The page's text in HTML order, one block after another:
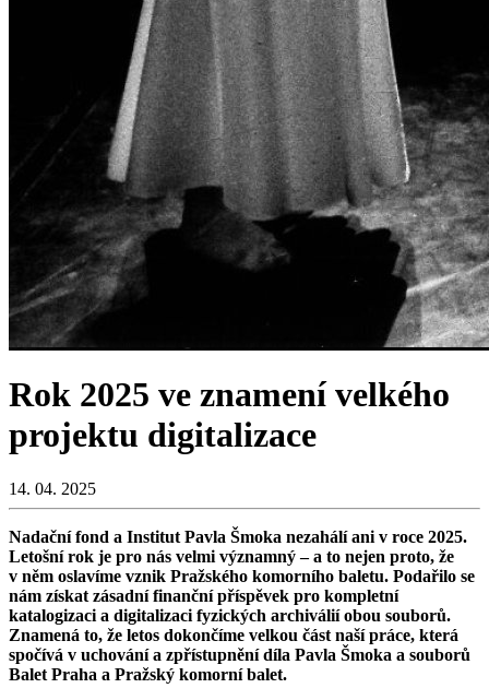
Rok 2025 ve znamení velkého
projektu digitalizace
14. 04. 2025
Nadační fond a Institut Pavla Šmoka nezahálí ani v roce 2025.
Letošní rok je pro nás velmi významný – a to nejen proto, že
v něm oslavíme vznik Pražského komorního baletu. Podařilo se
nám získat zásadní finanční příspěvek pro kompletní
katalogizaci a digitalizaci fyzických archiválií obou souborů.
Znamená to, že letos dokončíme velkou část naší práce, která
spočívá v uchování a zpřístupnění díla Pavla Šmoka a souborů
Balet Praha a Pražský komorní balet.